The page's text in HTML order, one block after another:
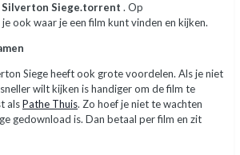
Silverton Siege.torrent . Op
ook waar je een film kunt vinden en kijken.
Siege heeft ook grote voordelen. Als je niet
wilt kijken is handiger om de film te
alsPathe Thuis. Zo hoef je niet te wachten
gedownload is. Dan betaal per film en zit